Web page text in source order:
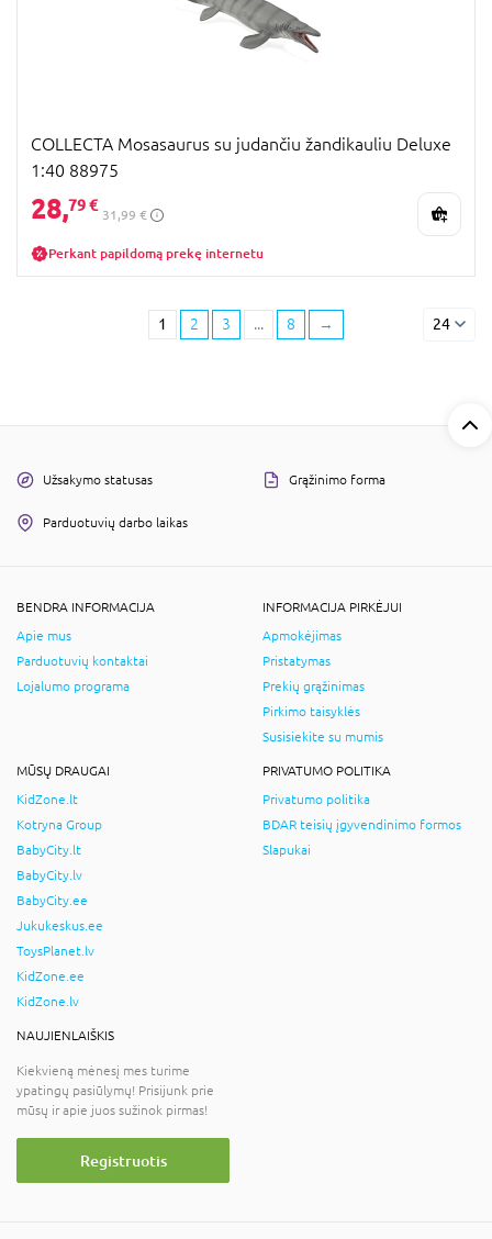
COLLECTA Mosasaurus su judančiu žandikauliu Deluxe
1:40 88975
28,79 €
31,99 €
Perkant papildomą prekę internetu
1 2 3 ... 8 → 24
Užsakymo statusas Grąžinimo forma
Parduotuvių darbo laikas
BENDRA INFORMACIJA
Apie mus
Parduotuvių kontaktai
Lojalumo programa
INFORMACIJA PIRKĖJUI
Apmokėjimas
Pristatymas
Prekių grąžinimas
Pirkimo taisyklės
Susisiekite su mumis
MŪSŲ DRAUGAI
KidZone.lt
Kotryna Group
BabyCity.lt
BabyCity.lv
BabyCity.ee
Jukukeskus.ee
ToysPlanet.lv
KidZone.ee
KidZone.lv
PRIVATUMO POLITIKA
Privatumo politika
BDAR teisių įgyvendinimo formos
Slapukai
NAUJIENLAIŠKIS
Kiekvieną mėnesį mes turime
ypatingų pasiūlymų! Prisijunk prie
mūsų ir apie juos sužinok pirmas!
Registruotis